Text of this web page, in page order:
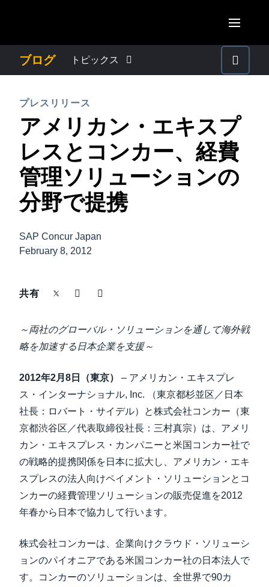
AMERICAS
Canada (Français)
México (Español)
Brasil (Português)
United Kingdom (English)
France (Français)
Deutschland (Deutsch)
Italia (Italiano)
España (Español)
ASIA PACIFIC
Australia (English)
India (English)
日本（日本語)
ブログ トピックス
プレスリリース
電子帳簿保存法・インボイス制度
経理・総務の豆知識
出張・経費管理トレンド
導入事例
サステナビリティ
働きかた改革
自治体・公共機関・教育機関等
プレスリリース
アメリカン・エキスプ
レスとコンカー、経費
管理ソリューションの
分野で提携
SAP Concur Japan
February 8, 2012
共有
～両社のグローバル・ソリューションを通して海外戦
略を加速する日本企業を支援～
2012年2月8日（東京）
– アメリカン・エキスプレ
ス・インターナショナル, Inc. （東京都杉並区／日本
社長：ロバート・サイデル）と株式会社コンカー（東
京都渋谷区／代表取締役社長：三村真宗）は、アメリ
カン・エキスプレス・カンパニーと米国コンカー社で
の戦略的提携関係を日本に拡大し、アメリカン・エキ
スプレスの法人向けペイメント・ソリューションとコ
ンカーの経費管理ソリューションの販売促進を2012
年春から日本で協力して行います。
株式会社コンカーは、企業向けクラウド・ソリューシ
ョンのパイオニアである米国コンカー社の日本法人で
す。コンカーのソリューションは、全世界で90カ